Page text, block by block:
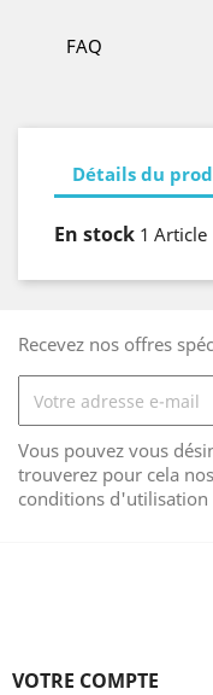
FAQ
Détails du
En stock 1 Article
Recevez nos offres
Vous pouvez vous
trouverez pour cela
conditions d'utilisation
VOTRE COMPTE